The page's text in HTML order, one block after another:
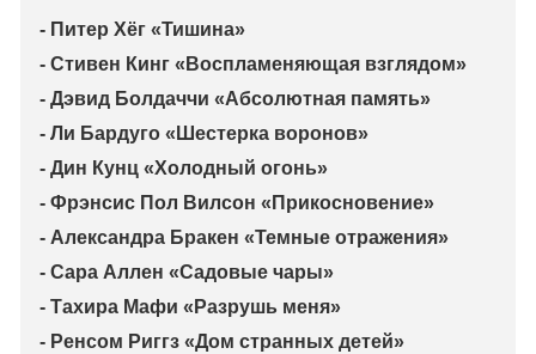
- Питер Хёг «Тишина»
- Стивен Кинг «Воспламеняющая взглядом»
- Дэвид Болдаччи «Абсолютная память»
- Ли Бардуго «Шестерка воронов»
- Дин Кунц «Холодный огонь»
- Фрэнсис Пол Вилсон «Прикосновение»
- Александра Бракен «Темные отражения»
- Сара Аллен «Садовые чары»
- Тахира Мафи «Разрушь меня»
- Ренсом Риггз «Дом странных детей»